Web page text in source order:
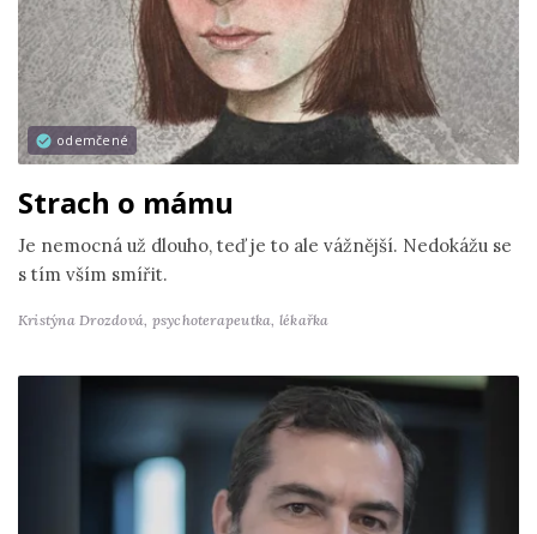
odemčené
Strach o mámu
Je nemocná už dlouho, teď je to ale vážnější. Nedokážu se
s tím vším smířit.
Kristýna Drozdová, psychoterapeutka, lékařka